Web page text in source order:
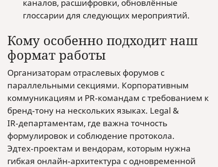
каналов, расшифровки, обновлённые
глоссарии для следующих мероприятий.
Кому особенно подходит наш
формат работы
Организаторам отраслевых форумов с
параллельными секциями. Корпоративным
коммуникациям и PR‑командам с требованием к
бренд‑тону на нескольких языках. Legal &
IR‑департаментам, где важна точность
формулировок и соблюдение протокола.
Эдтех‑проектам и вендорам, которым нужна
гибкая онлайн‑архитектура с одновременной